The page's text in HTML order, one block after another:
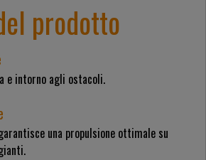
prodotto
e intorno agli ostacoli.
una propulsione ottimale su